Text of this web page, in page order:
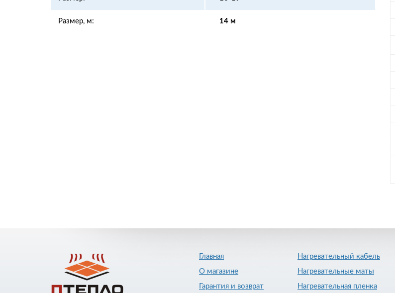
Размер, м: 14 м
Главная
О магазине
Гарантия и возврат
Нагревательный кабель
Нагревательные маты
Нагревательная пленка